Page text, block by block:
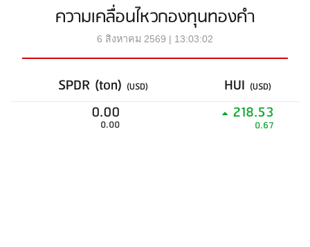
ความเคลื่อนไหวกองทุนทองคำ
6 สิงหาคม 2569 | 13:03:02
SPDR (ton) (USD) HUI (USD)
0.00
0.00
218.53
0.67